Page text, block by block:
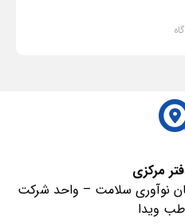
مرکزی
نوآوری سلامت – واحد شرکت
ویدا